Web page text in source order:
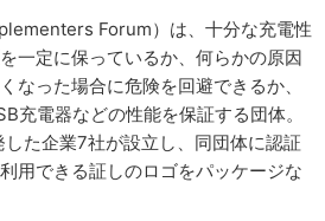
Forum）は、十分な充電性
一定に保っているか、何らかの原因
なった場合に危険を回避できるか、
充電器などの性能を保証する団体。
た企業7社が設立し、同団体に認証
用できる証しのロゴをパッケージな